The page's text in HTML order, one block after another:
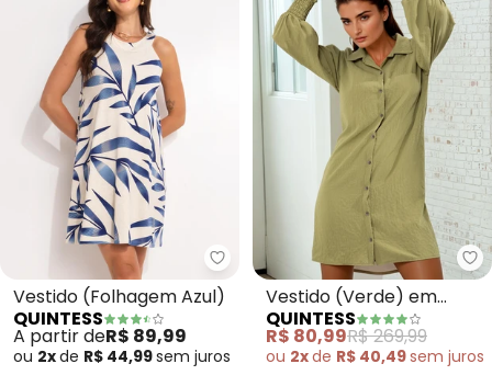
Quintess - Vestido (Folhagem
Vestido (Folhagem Azul)
QUINTESS
A partir deR$ 89,99
ou 2xde R$ 44,99semjuros
Vestido (Verde) em
Crepe Plano com Punhos
Largos
QUINTESS
R$ 80,99R$ 269,99
ou 2xde R$ 40,49semjuros